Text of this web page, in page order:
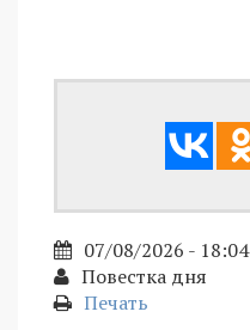
07/08/2026 - 18:04
Повестка дня
Печать